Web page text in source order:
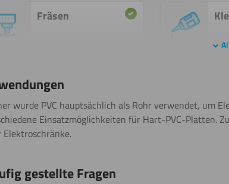
Fräsen
Sägen
(Stichsäge)
wurde PVC hauptsächlich als Rohr verwendet, um
Einsatzmöglichkeiten für Hart-PVC-Platten.
Elektroschränke.
gestellte Fragen